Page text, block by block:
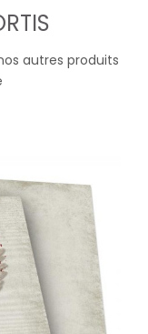
autres produits